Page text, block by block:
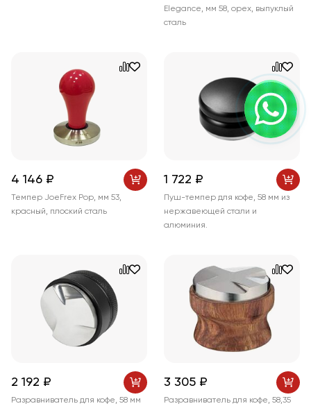
Elegance, мм 58, орех, выпуклый
сталь
4 146 ₽
Темпер JoeFrex Pop, мм 53,
красный, плоский сталь
1 722 ₽
Пуш-темпер для кофе, 58 мм из
нержавеющей стали и
алюминия.
2 192 ₽
Разравниватель для кофе, 58 мм
3 305 ₽
Разравниватель для кофе, 58,35